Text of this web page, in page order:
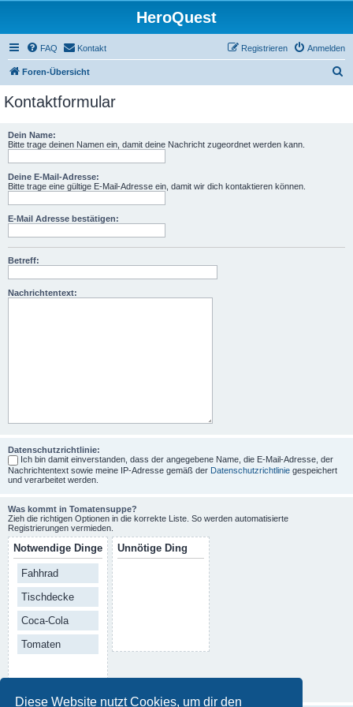
Diese Website nutzt Cookies, um dir den
HeroQuest
FAQ Kontakt Anmelden
Registrieren
Foren-Übersicht
Kontaktformular
Dein Name:
Bitte trage deinen Namen ein, damit deine Nachricht zugeordnet werden kann.
Deine E-Mail-Adresse:
Bitte trage eine gültige E-Mail-Adresse ein, damit wir dich kontaktieren können.
E-Mail Adresse bestätigen:
Betreff:
Nachrichtentext:
Datenschutzrichtlinie:
Ich bin damit einverstanden, dass der angegebene Name, die E-Mail-Adresse, der
Nachrichtentext sowie meine IP-Adresse gemäß der Datenschutzrichtlinie gespeichert
und verarbeitet werden.
Was kommt in Tomatensuppe?
Zieh die richtigen Optionen in die korrekte Liste. So werden automatisierte
Registrierungen vermieden.
Notwendige Dinge
Fahhrad
Tischdecke
Coca-Cola
Tomaten
Unnötige Ding